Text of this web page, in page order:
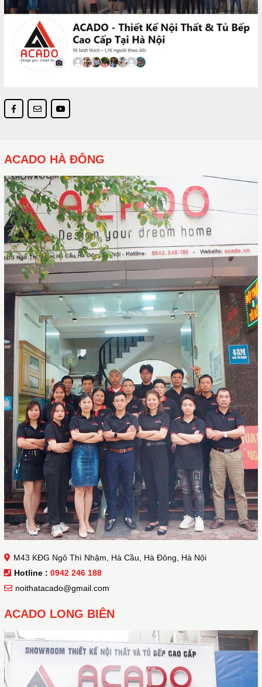
ACADO HÀ ĐÔNG
M43 KĐG Ngô Thì Nhậm, Hà Cầu, Hà Đông, Hà Nội
Hotline : 0942 246 188
noithatacado@gmail.com
ACADO LONG BIÊN